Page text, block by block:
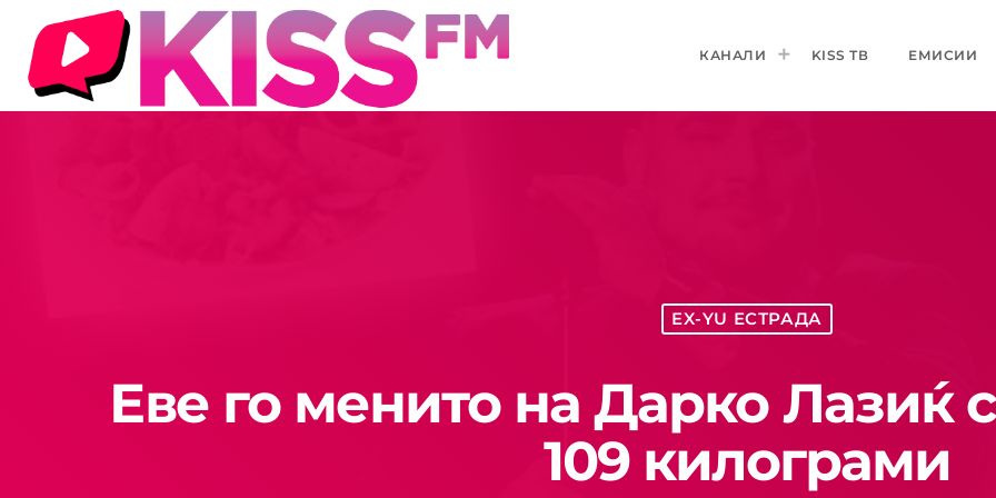
КАНАЛИ KISS ТВ ЕМИСИИ
EX-YU ЕСТРАДА
Еве го менито на Дарко Лазиќ
109 килограми